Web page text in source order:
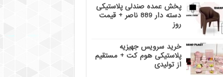
پخش عمده صندلی پلاستیکی
دسته دار 889 ناصر + قیمت
روز
خرید سرویس جهیزیه
پلاستیکی هوم کت + مستقیم
از تولیدی